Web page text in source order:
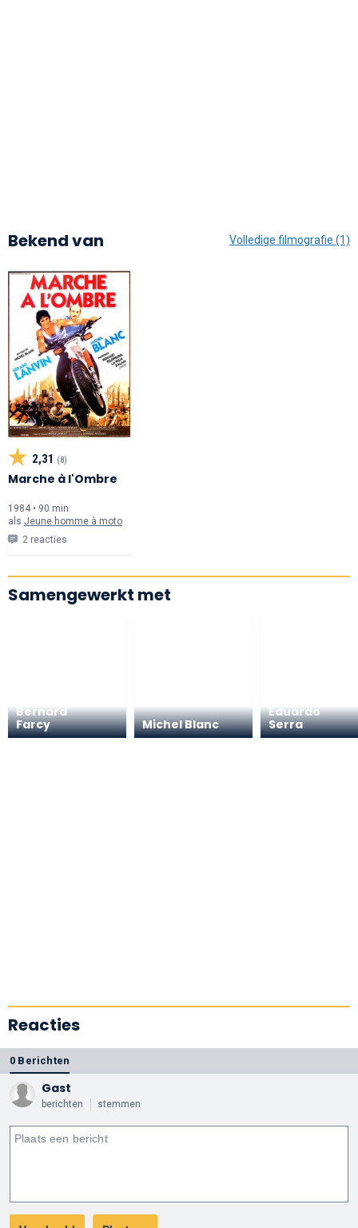
Bekend van Volledige filmografie (1)
2,31 (8)
Marche à l'Ombre
1984 • 90 min
als Jeune homme à moto
2 reacties
Samengewerkt met
Bernard
Farcy
Michel Blanc
Eduardo
Serra
Reacties
0 Berichten
Gast
berichten stemmen